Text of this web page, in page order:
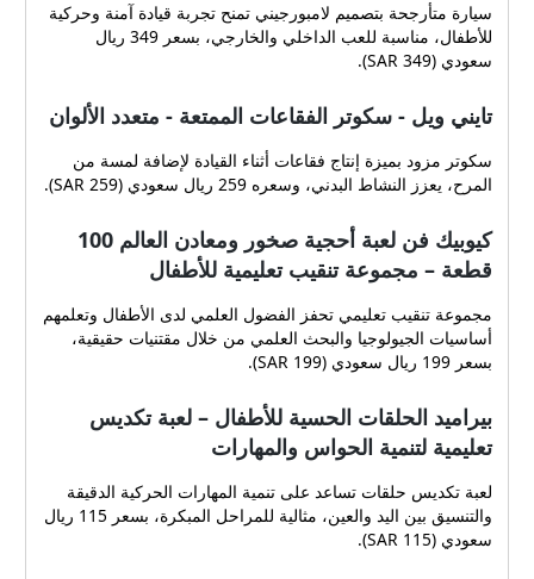
سيارة متأرجحة بتصميم لامبورجيني تمنح تجربة قيادة آمنة وحركية
للأطفال، مناسبة للعب الداخلي والخارجي، بسعر 349 ريال
سعودي (SAR 349).
تايني ويل - سكوتر الفقاعات الممتعة - متعدد الألوان
سكوتر مزود بميزة إنتاج فقاعات أثناء القيادة لإضافة لمسة من
المرح، يعزز النشاط البدني، وسعره 259 ريال سعودي (SAR 259).
كيوبيك فن لعبة أحجية صخور ومعادن العالم 100
قطعة – مجموعة تنقيب تعليمية للأطفال
مجموعة تنقيب تعليمي تحفز الفضول العلمي لدى الأطفال وتعلمهم
أساسيات الجيولوجيا والبحث العلمي من خلال مقتنيات حقيقية،
بسعر 199 ريال سعودي (SAR 199).
بيراميد الحلقات الحسية للأطفال – لعبة تكديس
تعليمية لتنمية الحواس والمهارات
لعبة تكديس حلقات تساعد على تنمية المهارات الحركية الدقيقة
والتنسيق بين اليد والعين، مثالية للمراحل المبكرة، بسعر 115 ريال
سعودي (SAR 115).